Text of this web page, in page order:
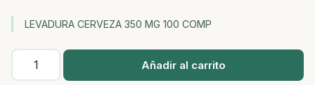
LEVADURA CERVEZA 350 MG 100 COMP
LEVADURA
CERVEZA
Añadir al carrito